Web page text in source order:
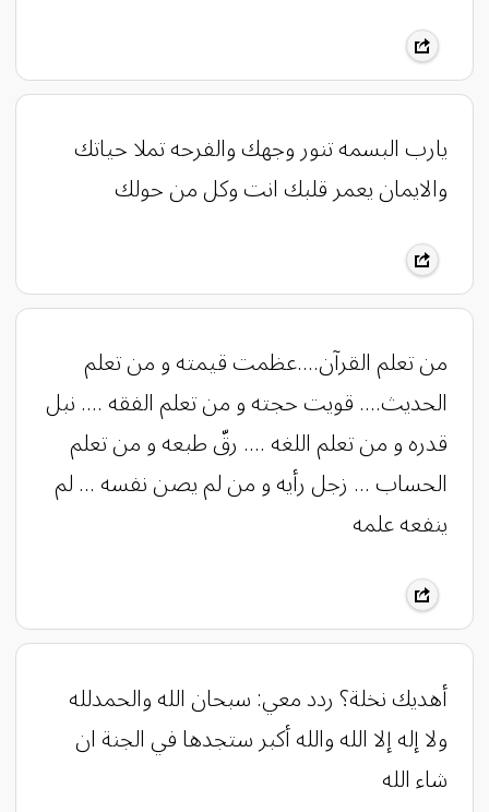
يارب البسمه تنور وجهك والفرحه تملا حياتك
والايمان يعمر قلبك انت وكل من حولك
من تعلم القرآن....عظمت قيمته و من تعلم
الحديث.... قويت حجته و من تعلم الفقه .... نبل
قدره و من تعلم اللغه .... رقّ طبعه و من تعلم
الحساب ... زجل رأيه و من لم يصن نفسه ... لم
ينفعه علمه
أهديك نخلة؟ ردد معي: سبحان الله والحمدلله
ولا إله إلا الله والله أكبر ستجدها في الجنة ان
شاء الله